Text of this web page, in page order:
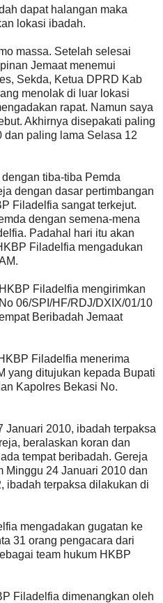
dapat halangan maka
lokasi ibadah.
massa. Setelah selesai
Jemaat menemui
Sekda, Ketua DPRD Kab
menolak di luar lokasi
rapat. Namun saya
Akhirnya disepakati paling
dan paling lama Selasa 12
tiba-tiba Pemda
dengan dasar pertimbangan
Filadelfia sangat terkejut.
dengan semena-mena
Padahal hari itu akan
Filadelfia mengadukan
Filadelfia mengirimkan
06/SPI/HF/RDJ/DXIX/01/10
Beribadah Jemaat
Filadelfia menerima
yang ditujukan kepada Bupati
Kapolres Bekasi No.
Januari 2010, ibadah terpaksa
beralaskan koran dan
tempat beribadah. Gereja
Minggu 24 Januari 2010 dan
ibadah terpaksa dilakukan di
mengadakan gugatan ke
31 orang pengacara dari
team hukum HKBP
Filadelfia dimenangkan oleh